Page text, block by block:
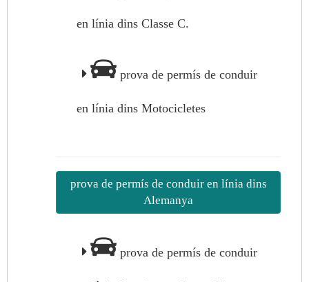
en línia dins Classe C.
prova de permís de conduir
en línia dins Motocicletes
prova de permís de conduir en línia dins
Alemanya
prova de permís de conduir